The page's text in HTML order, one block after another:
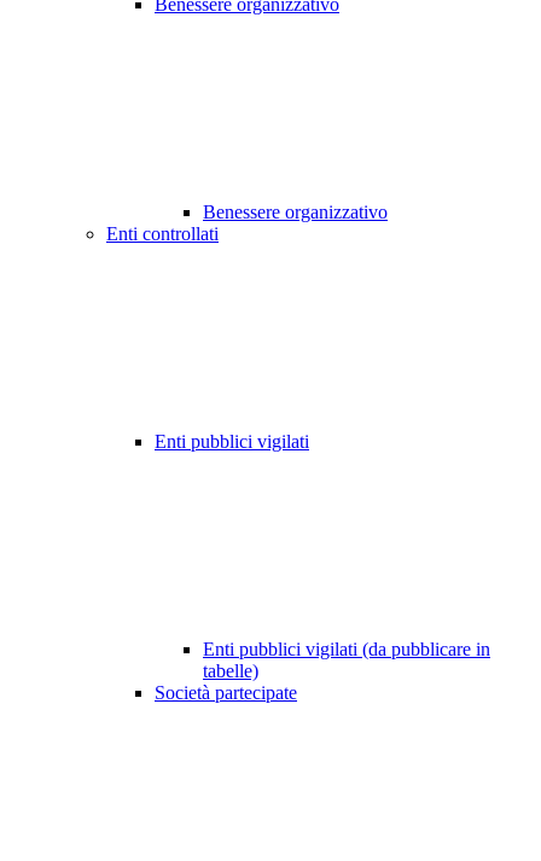
Benessere organizzativo
Benessere organizzativo
Enti controllati
Enti pubblici vigilati
Enti pubblici vigilati (da pubblicare in
tabelle)
Società partecipate